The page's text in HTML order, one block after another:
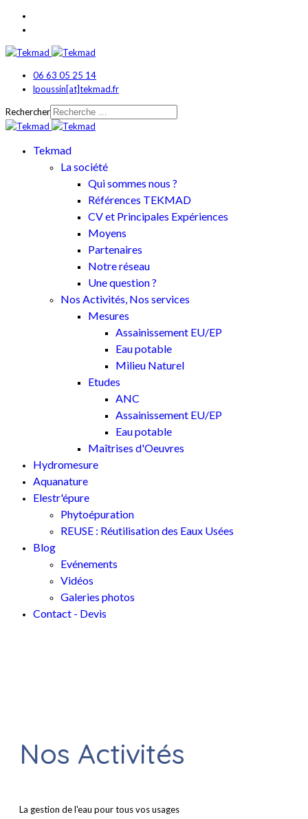
06 63 05 25 14
lpoussin[at]tekmad.fr
Rechercher
Tekmad
La société
Qui sommes nous ?
Références TEKMAD
CV et Principales Expériences
Moyens
Partenaires
Notre réseau
Une question ?
Nos Activités, Nos services
Mesures
Assainissement EU/EP
Eau potable
Milieu Naturel
Etudes
ANC
Assainissement EU/EP
Eau potable
Maîtrises d'Oeuvres
Hydromesure
Aquanature
Elestr'épure
Phytoépuration
REUSE : Réutilisation des Eaux Usées
Blog
Evénements
Vidéos
Galeries photos
Contact - Devis
Nos Activités
La gestion de l'eau pour tous vos usages